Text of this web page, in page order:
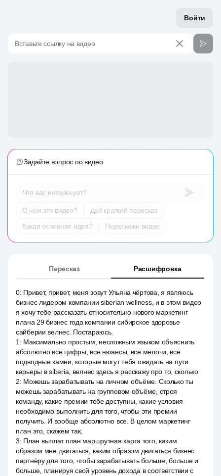
Войти
Вставьте ссылку на видео
Задайте вопрос по видео
Что вас интересует?
О чем это видео?
Дай краткий пересказ
Какая основная идея?
Перескажи видео
Пересказ Расшифровка
0: Привет, привет, меня зовут Ульяна чёртова, я являюсь
бизнес лидером компании siberian wellness, и в этом видео
я хочу тебе рассказать относительно нового маркетинг
плана 29 бизнес года компании сибирское здоровье
сайберии велнес. Постараюсь.
1 : Максимально простым, несложным языком объяснить
абсолютно все цифры, все нюансы, все мелочи, все
подводные камни, которые могут тебя ожидать на пути
карьеры в siberia, велнес здесь я расскажу про то, сколько
2: Можешь зарабатывать на личном объёме. Сколько ты
можешь зарабатывать на групповом объёме, строя
команду, какие премии тебе доступны, какие условия
необходимо выполнить для того, чтобы эти премии
получить. И вообще абсолютно все. В целом маркетинг
план это, скажем так,
3: План выплат план маршрутная карта того, каким
образом мне двигаться, каким образом двигаться бизнес
партнёру для того, чтобы зарабатывать больше, больше и
больше, планируя свой уровень дохода в соответствии с